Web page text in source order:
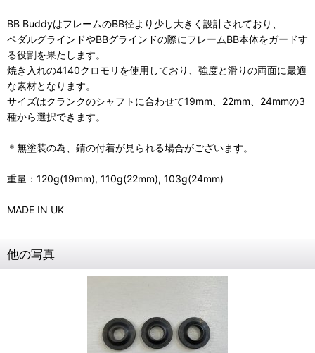
BB BuddyはフレームのBB径より少し大きく設計されており、
ペダルグラインドやBBグラインドの際にフレームBB本体をガードす
る役割を果たします。
焼き入れの4140クロモリを使用しており、強度と滑りの両面に最適
な素材となります。
サイズはクランクのシャフトに合わせて19mm、22mm、24mmの3
種から選択できます。
＊無塗装の為、錆の付着が見られる場合がございます。
重量：120g(19mm), 110g(22mm), 103g(24mm)
MADE IN UK
他の写真